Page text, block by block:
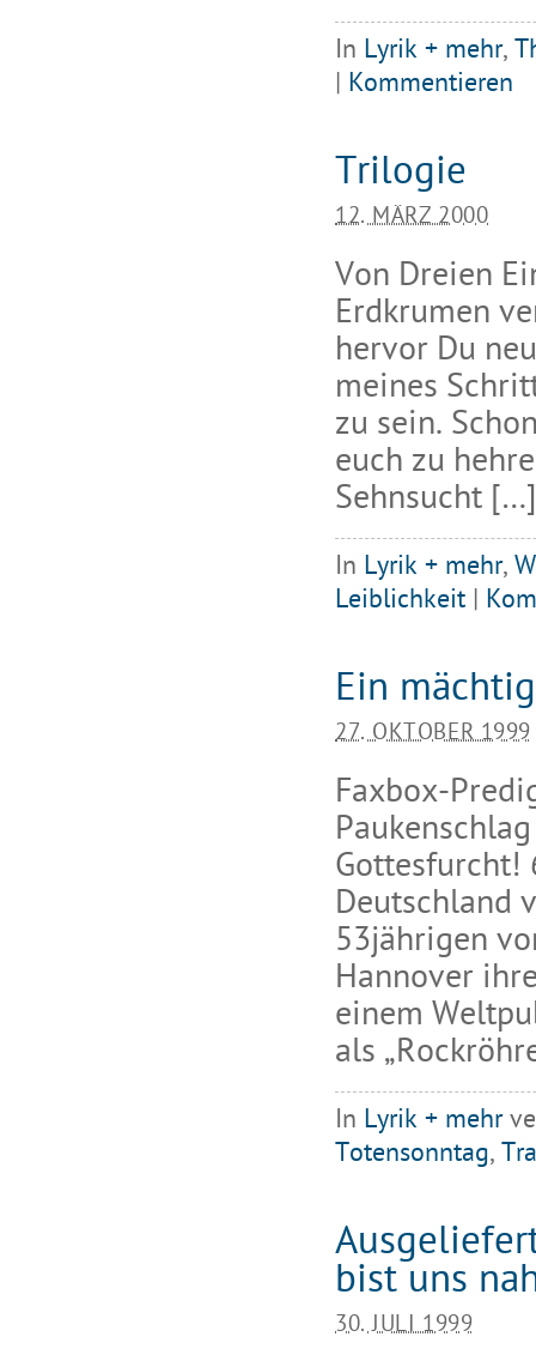
In Lyrik + mehr,
| Kommentieren
Trilogie
12. MÄRZ 2000
Von Dreien
Erdkrumen
hervor Du
meines
zu sein.
euch zu
Sehnsucht […]
In Lyrik + mehr,
Leiblichkeit |
Ein
27. OKTOBER 1999
Faxbox-
Gottesfurcht!
Deutschland
53jährigen
Hannover
einem
als
In Lyrik + mehr
Totensonntag,
bist uns
30. JULI 1999